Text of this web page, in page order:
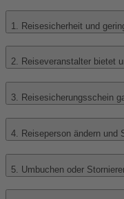
1. Reisesicherheit und
2. Reiseveranstalter bietet
3. Reisesicherungsschein
4. Reiseperson ändern und
5. Umbuchen oder